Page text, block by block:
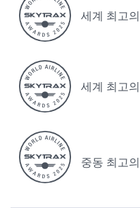
세계 최고
세계 최고
중동 최고